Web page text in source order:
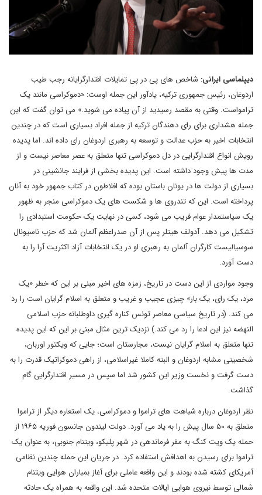
دیپلماسی ایرانی: شاخص های پی در پی تمایلات اقتدارگرایانه رجب طیب
اردوغان، رئیس جمهوری ترکیه، یادآور این جمله اوست: «دموکراسی مانند یک
ترامواست. وقتی به مقصد رسیدید از آن پیاده می شوید.» می توان گفت که این
جمله هشداری برای رای دهندگان ترکیه از جمله افراد بسیاری است که در چندین
انتخابات اخیر به حزب عدالت و توسعه به رهبری اردوغان رای داده اند. اما پدیده
رویش انواع اقتدارگرایی در دل دموکراسی تنها متعلق به عصر معاصر نیست و از
مدت ها پیش وجود داشته است. این پدیده بخشی از فرایند جانشینی در
بسیاری از دولت ها در یونان باستان بوده که افلاطون در کتاب جمهور خود به آنان
پرداخته است. این که تندروی ها و شکست های یک دموکراسی منجر به ظهور
یک سیاستمدار عوام فریب می شود، کسی در نهایت یک حکومت استبدادی را
تشکیل می دهد. آدولف هیتلر پس از آن صدراعظم آلمان شد که حزب ناسیونال
سوسیالیست کارگران آلمان به رهبری او در یک انتخابات آزاد اکثریت آرا را به
دست آورد.
وجود مواردی از این دست در تاریخ، زمزه های اخیر مبنی بر این که خطر «یک
مرد، یک رای، یک بار» چیزی عجیب و غریب و متعلق به اسلام گرایان است را رد
می کند. (در تاریخ سیاسی معاصر تونس کناره گیری داوطلبانه حزب اسلامی
النهضه نیز این ادعا را رد می کند.) نزدیک ترین مثال مبنی بر این که این پدیده
تنها متعلق به اسلام گرایان نیست، مجارستان است؛ جایی که ویکتور اوربان،
شخصیتی مشابه اردوغان و البته کاملا غیراسلامی، از راهی دموکراتیک قدرت را به
دست گرفت و نخست وزیر این کشور شد اما سپس در مسیر اقتدارگرایی گام
گذاشت.
نظر اردوغان درباره شباهت های تراموا و دموکراسی، یک استعاره دیگر از تراموا
متعلق به ۵۰ سال پیش را به یاد می آورد. دولت لیندون جانسون فوریه ۱۹۶۵ از
حمله یک ویت کنگ به مقر فرماندهی در شهر پلیکو، ویتنام جنوبی، به عنوان یک
تراموا برای رسیدن به اهدافش استفاده کرد. در جریان این حمله چندین نظامی
آمریکای کشته شده بودند و این واقعه عاملی برای آغاز بمباران هوایی ویتنام
شمالی توسط نیروی هوایی ایالات متحده شد. این واقعه به همراه یک حادثه